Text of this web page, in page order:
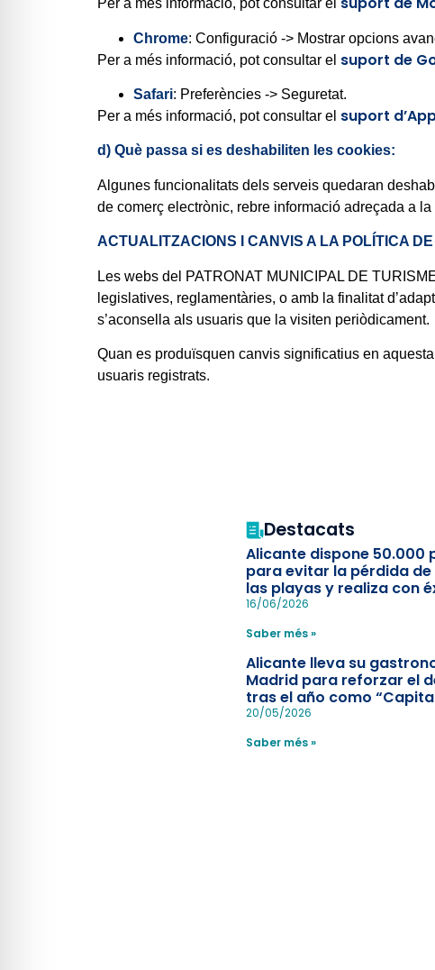
Per a més informació, pot consultar el
Chrome: Configuració -> Mostrar opcions
Per a més informació, pot consultar el suport de
Safari: Preferències -> Seguretat.
Per a més informació, pot consultar el suport
d) Què passa si es deshabiliten les cookies:
Algunes funcionalitats dels serveis quedaran
de comerç electrònic, rebre informació adreçada a
ACTUALITZACIONS I CANVIS A LA POLÍTICA
Les webs del PATRONAT MUNICIPAL DE
legislatives, reglamentàries, o amb la finalitat
s’aconsella als usuaris que la visiten periòdicament.
Quan es produïsquen canvis significatius en
usuaris registrats.
Destacats
Alicante dispone 50.000
para evitar la pérdida de
las playas y realiza con
simulacro de socorrismo
16/06/2026
Saber més »
Alicante lleva su
Madrid para reforzar el
tras el año como
Española”
20/05/2026
Saber més »